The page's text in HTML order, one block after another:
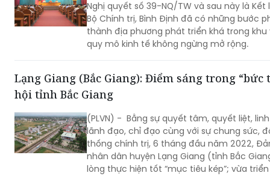
Nghị quyết số 39-NQ/TW và sau này là Kết
Bộ Chính trị, Bình Định đã có những bước
thành địa phương phát triển khá trong
quy mô kinh tế không ngừng mở rộng.
Lạng Giang (Bắc Giang): Điểm sáng trong
hội tỉnh Bắc Giang
(PLVN) - Bằng sự quyết tâm, quyết liệt,
lãnh đạo, chỉ đạo cùng với sự chung sức,
thống chính trị, 6 tháng đầu năm 2022,
nhân dân huyện Lạng Giang (tỉnh Bắc
lòng thực hiện tốt “mục tiêu kép”; vừa